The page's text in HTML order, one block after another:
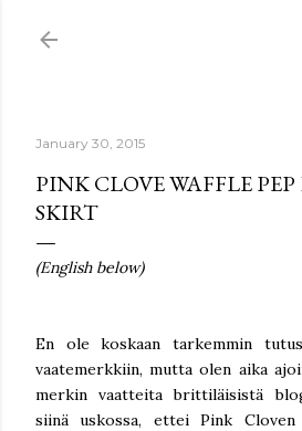
January 30, 2015
PINK CLOVE WAFFLE
SKIRT
(English below)
En ole koskaan tarkemmin
vaatemerkkiin, mutta olen aika
merkin vaatteita brittiläisistä
siinä uskossa, ettei Pink